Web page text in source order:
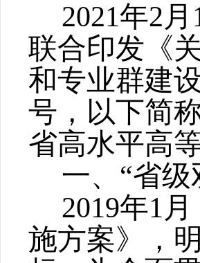
2021年2
联合印发《
和专业群建
号，以下简
省高水平高
一、 “省
2019年1
施方案》，